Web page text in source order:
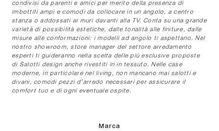
condivisi da parenti e amici per merito della presenza di
imbottiti ampi e comodi da collocare in un angolo, a centro
stanza o addossati ai muri davanti alla TV. Conta su una grande
varietà di possibilità estetiche, dalle tonalità alle finiture, dalle
misure alle conformazioni: i modelli ad angolo ti aspettano. Nel
nostro showroom, store manager del settore arredamento
esperti ti guideranno nella scelta delle più esclusive proposte
di Salotti design anche rivestiti in in tessuto. Nelle case
moderne, in particolare nel living, non mancano mai salotti e
divani, comodi pezzi d’arredo necessari per assicurare il
comfort tuo e di ogni eventuale ospite.
Marca